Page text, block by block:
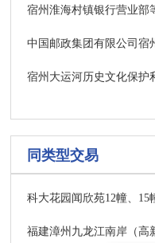
同类型交易